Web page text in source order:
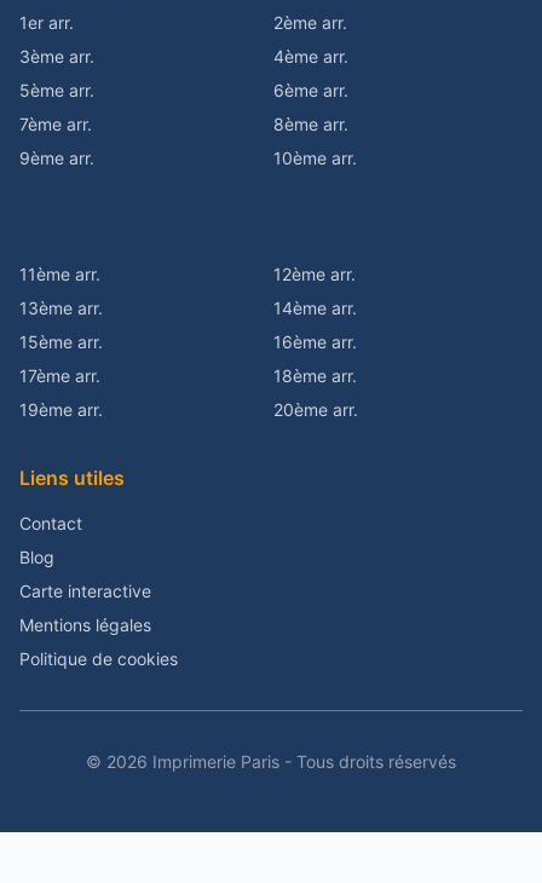
1er arr.
2ème arr.
3ème arr.
4ème arr.
5ème arr.
6ème arr.
7ème arr.
8ème arr.
9ème arr.
10ème arr.
11ème arr.
12ème arr.
13ème arr.
14ème arr.
15ème arr.
16ème arr.
17ème arr.
18ème arr.
19ème arr.
20ème arr.
Liens utiles
Contact
Blog
Carte interactive
Mentions légales
Politique de cookies
© 2026 Imprimerie Paris - Tous droits réservés